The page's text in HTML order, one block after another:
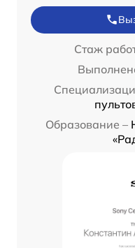
Стаж
Образование –